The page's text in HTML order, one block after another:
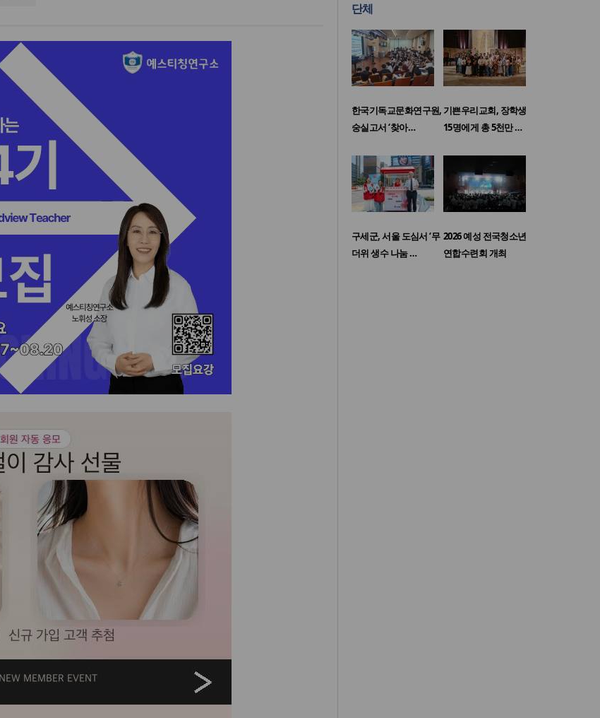
단체
한국기독교문화연구원,
숭실고서 ‘찾아…
기쁜우리교회, 장학생
15명에게 총 5천만 …
구세군, 서울 도심서 ‘무
더위 생수 나눔 …
2026 예성 전국청소년
연합수련회 개최